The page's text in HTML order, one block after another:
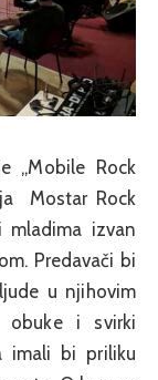
„Mobile Rock
Mostar Rock
mladima izvan
Predavači bi
u njihovim
obuke i svirki
imali bi priliku